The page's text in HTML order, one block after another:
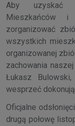
Aby uzyskać
Mieszkańców i
zorganizować
wszystkich
organizowanej
zachowania
Łukasz
wesprzeć
Oficjalne
drugą połowę